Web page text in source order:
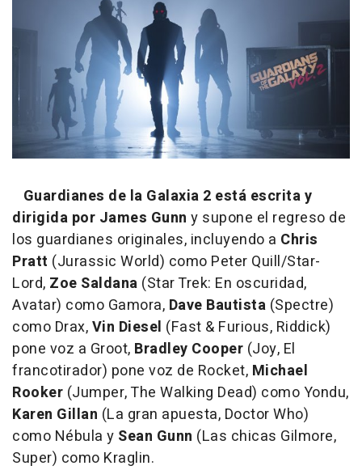
Guardianes de la Galaxia 2 está escrita y
dirigida por James Gunn y supone el regreso de
los guardianes originales, incluyendo a Chris
Pratt (Jurassic World) como Peter Quill/Star-
Lord, Zoe Saldana (Star Trek: En oscuridad,
Avatar) como Gamora, Dave Bautista (Spectre)
como Drax,Vin Diesel (Fast & Furious, Riddick)
pone voz a Groot, Bradley Cooper (Joy, El
francotirador) pone voz de Rocket, Michael
Rooker (Jumper, The Walking Dead) como Yondu,
Karen Gillan (La gran apuesta, Doctor Who)
como Nébula y Sean Gunn (Las chicas Gilmore,
Super) como Kraglin.